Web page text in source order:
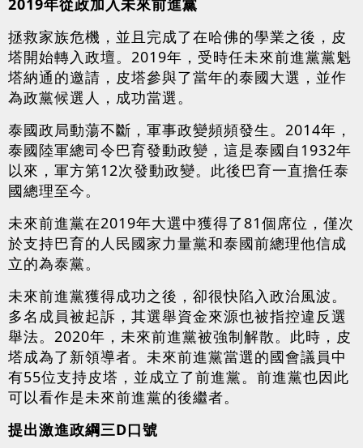
拯救家族危機，並且完成了在哈佛的學業之後，皮
塔開始轉入政壇。2019年，受時任未來前進黨黨魁
塔納通的邀請，皮塔參與了當年的泰國大選，並作
為政黨候選人，成功當選。
泰國政局動蕩不斷，軍事政變頻頻發生。2014年，
泰國陸軍總司令巴育發動政變，這是泰國自1932年
以來，軍方第12次發動政變。此後巴育一直擔任泰
國總理至今。
未來前進黨在2019年大選中獲得了81個席位，僅次
於支持巴育的人民國家力量黨和泰國前總理他信成
立的為泰黨。
未來前進黨獲得成功之後，卻很快陷入政治風波。
多名成員被起訴，其選舉資金來源也被指控違反選
舉法。2020年，未來前進黨被強制解散。此時，皮
塔成為了新領導者。未來前進黨當選的國會議員中
有55位支持皮塔，並成立了前進黨。前進黨也因此
可以看作是未來前進黨的後繼者。
提出激進政綱三D口號